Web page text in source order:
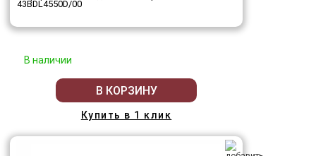
43BDL4550D/00
В наличии
В КОРЗИНУ
Купить в 1 клик